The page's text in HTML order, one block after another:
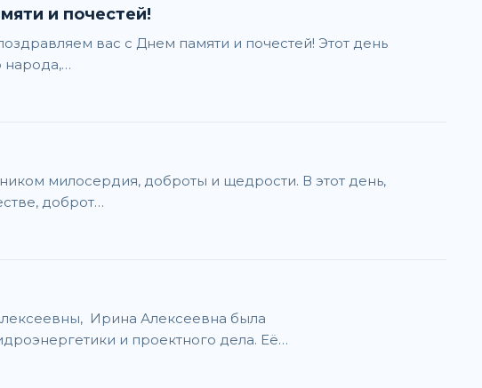
и почестей!
вас с Днем памяти и почестей! Этот день
народа,…
милосердия, доброты и щедрости. В этот день,
доброт…
Ирина Алексеевна была
и проектного дела. Её…